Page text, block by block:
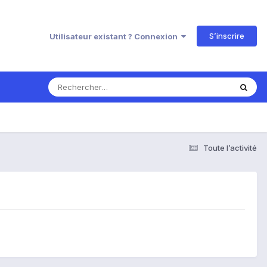
Utilisateur existant ? Connexion S’inscrire
Toute l’activité